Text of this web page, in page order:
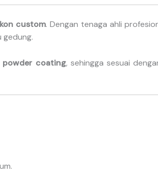
custom. Dengan tenaga ahli
gedung.
powder coating, sehingga sesuai